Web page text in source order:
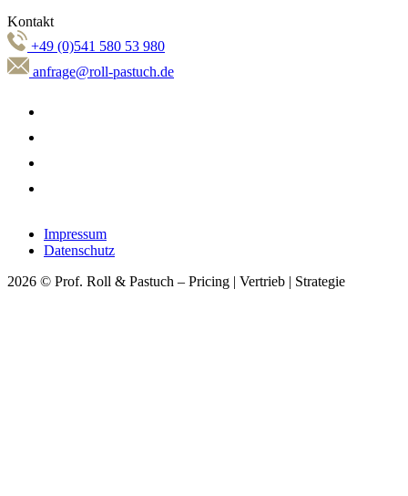
Kontakt
+49 (0)541 580 53 980
anfrage@roll-pastuch.de
Impressum
Datenschutz
2026 © Prof. Roll & Pastuch – Pricing | Vertrieb | Strategie